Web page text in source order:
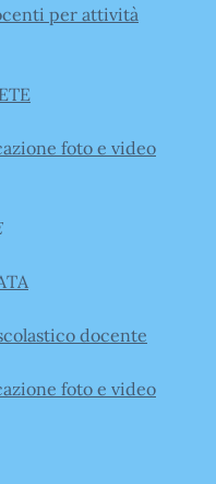
per attività
foto e video
docente
foto e video